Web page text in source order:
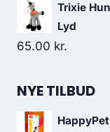
Trixie
Lyd
65.00 kr.
NYE TILBUD